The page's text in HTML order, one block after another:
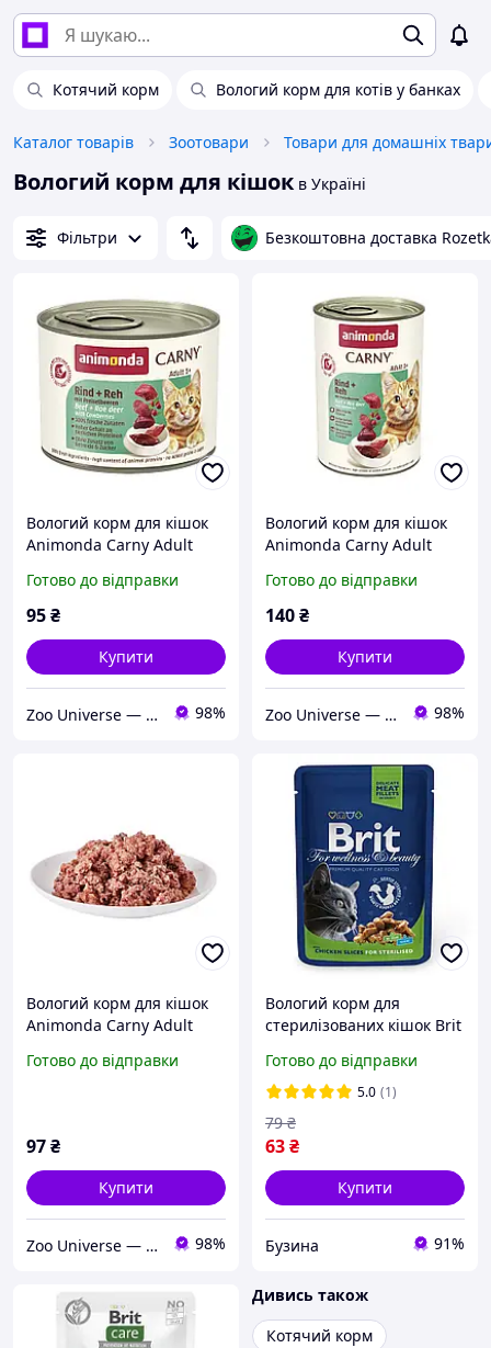
Котячий корм Вологий корм для котів у банках
Каталог товарів Зоотовари
Вологий корм для кішок в Україні
Фільтри Безкоштовна доставка
Вологий корм для кішок
Animonda Carny Adult
Cowberries з
яловичиною, солониною
Готово до відправки
95₴
Купити
Zoo Universe — зоотовари для домашніх улюбленців 98%
Вологий корм для кішок
Animonda Carny Adult
Cowberries з
яловичиною, солониною
Готово до відправки
140₴
Купити
Zoo Universe — зоотовари для домашніх улюбленців 98%
Вологий корм для кішок
Animonda Carny Adult
мультим'ясний коктейль
Готово до відправки
97₴
Купити
Zoo Universe — зоотовари для домашніх улюбленців 98%
Вологий корм для
стерилізованих кішок Brit
for Sterilised pouch,з
куркою, 100 г 24шт
Готово до відправки
5.0 (1)
63₴
79 ₴
Купити
Бузина 91%
Дивись також
Котячий корм